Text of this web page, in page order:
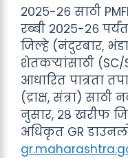
२०२५-२६ साठी
रब्बी २०२५-२६
जिल्हे (नंदुरबार,
शेतकऱ्यांसाठी (SC/
आधारित पात्रता
(द्राक्ष, संत्रा)
नुसार, २८ खरीफ
अधिकृत GR